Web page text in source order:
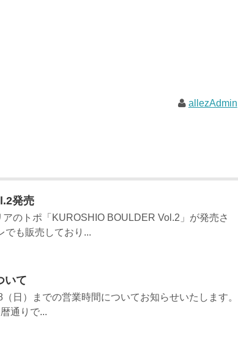
allezAdmin
発売
のトポ「KUROSHIO BOULDER Vol.2」が発売さ
でも販売しており...
いて
日）までの営業時間についてお知らせいたします。
通りで...